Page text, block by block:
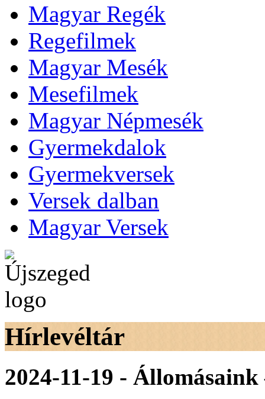
Magyar Regék
Regefilmek
Magyar Mesék
Mesefilmek
Magyar Népmesék
Gyermekdalok
Gyermekversek
Versek dalban
Magyar Versek
Hírlevéltár
2024-11-19 -